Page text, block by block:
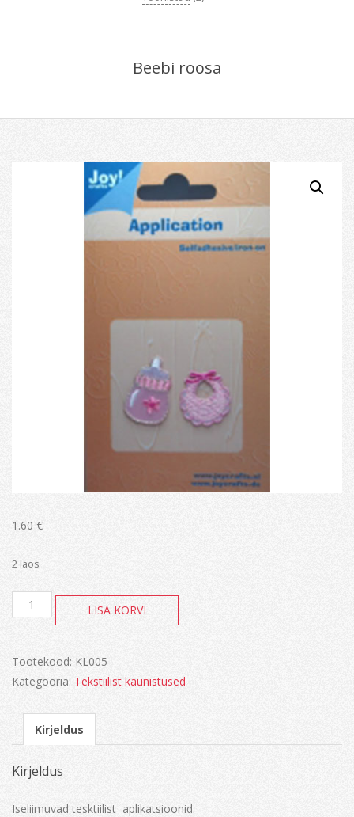
Beebi roosa
1.60 €
2 laos
Beebi
roosa
LISA KORVI
Tootekood: KL005
Kategooria: Tekstiilist kaunistused
Kirjeldus
Kirjeldus
Iseliimuvad tesktiilist aplikatsioonid.